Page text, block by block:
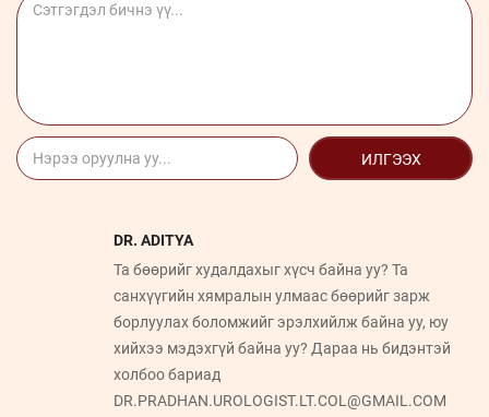
ИЛГЭЭХ
DR. ADITYA
Та бөөрийг худалдахыг хүсч байна уу? Та
санхүүгийн хямралын улмаас бөөрийг зарж
борлуулах боломжийг эрэлхийлж байна уу, юу
хийхээ мэдэхгүй байна уу? Дараа нь бидэнтэй
холбоо бариад
DR.PRADHAN.UROLOGIST.LT.COL@GMAIL.COM